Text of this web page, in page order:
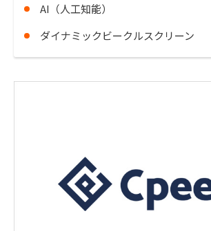
AI（人工知能）
ダイナミックビークルスクリーン